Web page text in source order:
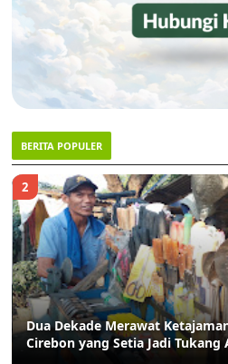
BERITA POPULER
2
Dua Dekade Merawat
Cirebon yang Setia Jadi